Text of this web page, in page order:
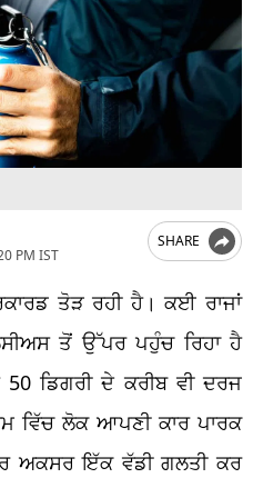
PM IST
SHARE
ਤੋੜ ਰਹੀ ਹੈ। ਕਈ ਰਾਜਾਂ
ਤੋਂ ਉੱਪਰ ਪਹੁੰਚ ਰਿਹਾ ਹੈ
ਡਿਗਰੀ ਦੇ ਕਰੀਬ ਵੀ ਦਰਜ
ਵਿੱਚ ਲੋਕ ਆਪਣੀ ਕਾਰ ਪਾਰਕ
ਅਕਸਰ ਇੱਕ ਵੱਡੀ ਗਲਤੀ ਕਰ